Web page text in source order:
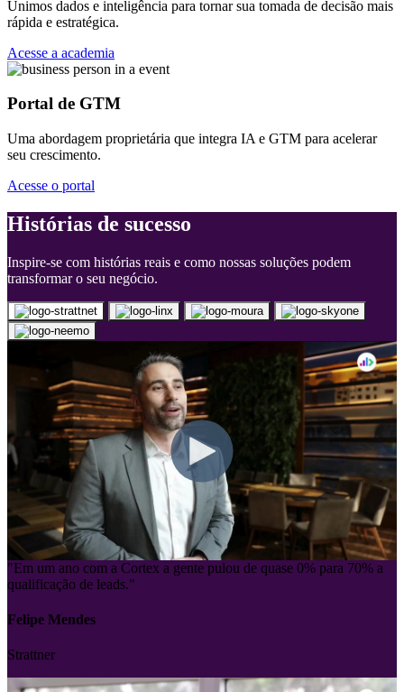
Acesse a academia
Portal de GTM
Uma abordagem proprietária que integra IA e GTM para acelerar
Acesse o portal
Histórias de sucesso
Inspire-se com histórias reais e como nossas soluções podem
"Em um ano com a Cortex a gente pulou de quase 0% para 70% a
qualificação de leads."
Felipe Mendes
Strattner